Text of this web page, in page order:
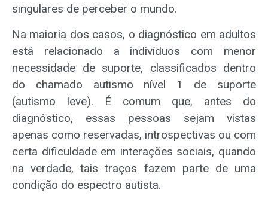
singulares de perceber o mundo.
Na maioria dos casos, o diagnóstico em adultos
está relacionado a indivíduos com menor
necessidade de suporte, classificados dentro
do chamado autismo nível 1 de suporte
(autismo leve). É comum que, antes do
diagnóstico, essas pessoas sejam vistas
apenas como reservadas, introspectivas ou com
certa dificuldade em interações sociais, quando
na verdade, tais traços fazem parte de uma
condição do espectro autista.